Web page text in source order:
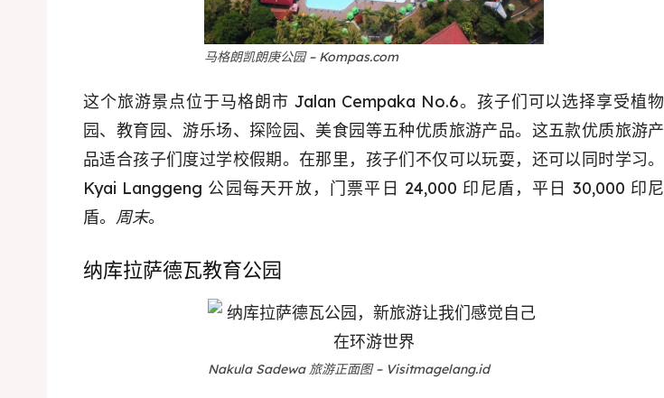
马格朗凯朗庚公园 – Kompas.com
这个旅游景点位于马格朗市 Jalan Cempaka No.6。孩子们可以选择享受植物
园、教育园、游乐场、探险园、美食园等五种优质旅游产品。这五款优质旅游产
品适合孩子们度过学校假期。在那里，孩子们不仅可以玩耍，还可以同时学习。
Kyai Langgeng 公园每天开放，门票平日 24,000 印尼盾，平日 30,000 印尼
盾。 周末。
纳库拉萨德瓦教育公园
Nakula Sadewa 旅游正面图 – Visitmagelang.id